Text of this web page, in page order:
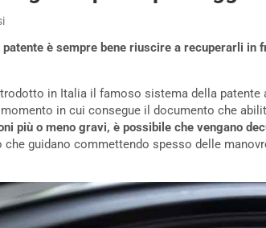
è sempre bene riuscire a recuperarli in
in Italia il famoso sistema della patente
in cui consegue il documento che
più o meno gravi, è possibile che vengano
guidano commettendo spesso delle